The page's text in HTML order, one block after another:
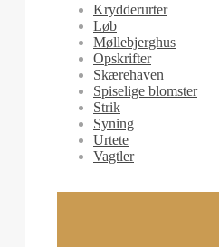
Krydderurter
Løb
Møllebjerghus
Opskrifter
Skærehaven
Spiselige blomster
Strik
Syning
Urtete
Vagtler